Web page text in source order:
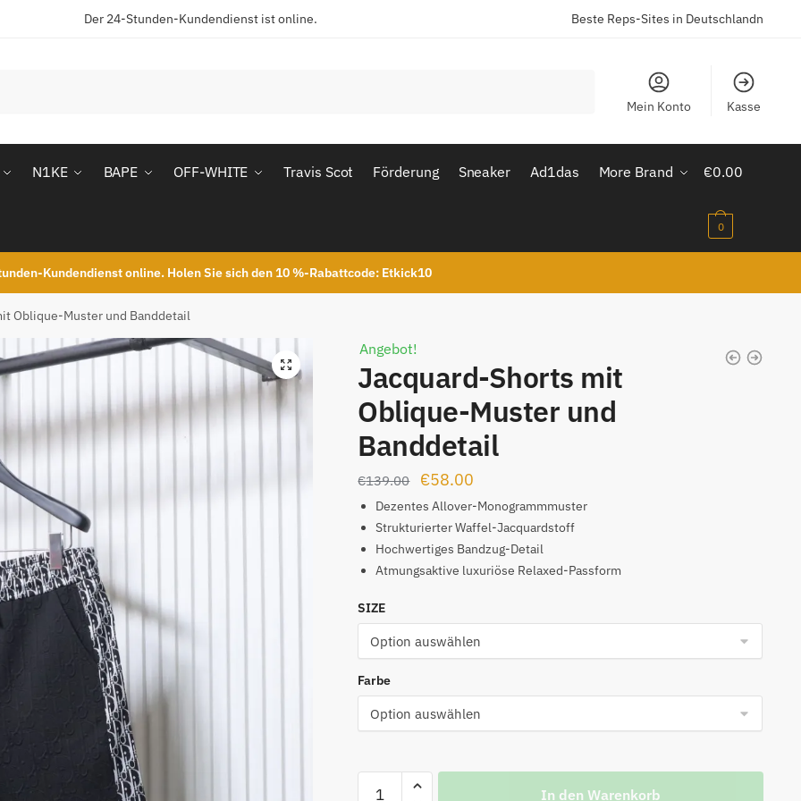
Der 24-Stunden-Kundendienst ist online. Beste Reps-Sites in Deutschlandn
Mein Konto Kasse
N1KE BAPE OFF-WHITE Travis Scot Förderung Sneaker Ad1das More Brand €0.00
0
Kundendienst online. Holen Sie sich den 10 %-Rabattcode: Etkick10
Oblique-Muster und Banddetail
Angebot!
Jacquard-Shorts mit
Oblique-Muster und
Banddetail
€139.00
Ursprünglicher
Preis
war:
€139.00
€58.00
Preis
ist:
€58.00.
Dezentes Allover-Monogrammmuster
Strukturierter Waffel-Jacquardstoff
Hochwertiges Bandzug-Detail
Atmungsaktive luxuriöse Relaxed-Passform
SIZE
Farbe
Jacquard-
In den Warenkorb